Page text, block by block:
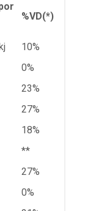
%VD(*)
10%
0%
23%
27%
18%
**
27%
0%